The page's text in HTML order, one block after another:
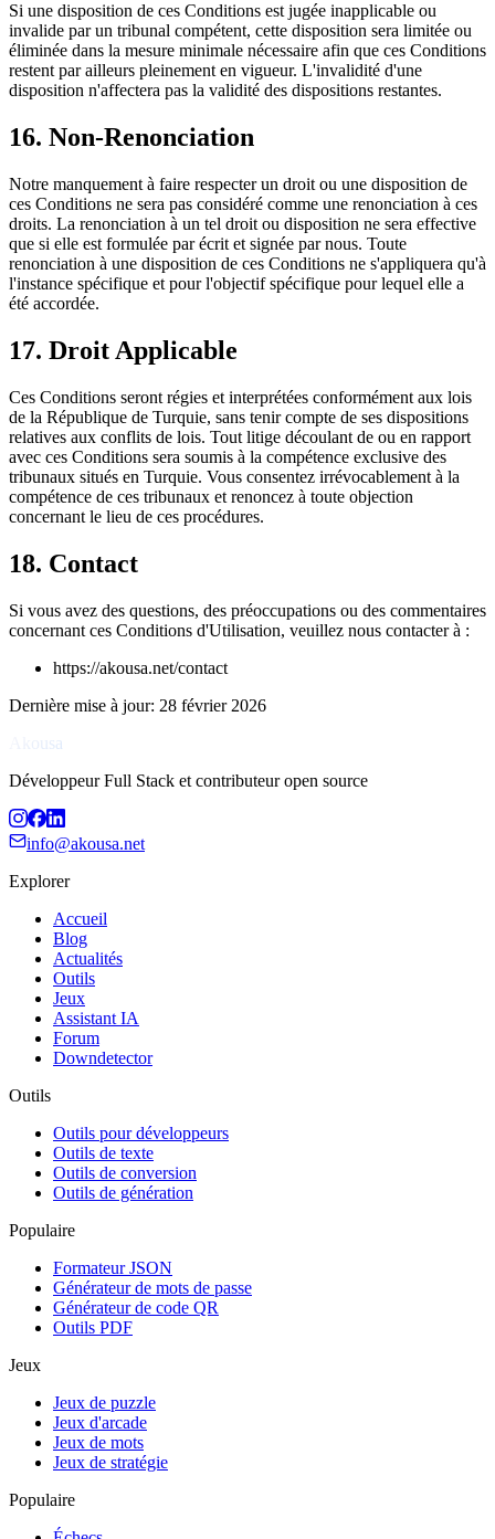
Si une disposition de ces Conditions est jugée inapplicable ou
invalide par un tribunal compétent, cette disposition sera limitée ou
éliminée dans la mesure minimale nécessaire afin que ces Conditions
restent par ailleurs pleinement en vigueur. L'invalidité d'une
disposition n'affectera pas la validité des dispositions restantes.
16. Non-Renonciation
Notre manquement à faire respecter un droit ou une disposition de
ces Conditions ne sera pas considéré comme une renonciation à ces
droits. La renonciation à un tel droit ou disposition ne sera effective
que si elle est formulée par écrit et signée par nous. Toute
renonciation à une disposition de ces Conditions ne s'appliquera qu'à
l'instance spécifique et pour l'objectif spécifique pour lequel elle a
été accordée.
17. Droit Applicable
Ces Conditions seront régies et interprétées conformément aux lois
de la République de Turquie, sans tenir compte de ses dispositions
relatives aux conflits de lois. Tout litige découlant de ou en rapport
avec ces Conditions sera soumis à la compétence exclusive des
tribunaux situés en Turquie. Vous consentez irrévocablement à la
compétence de ces tribunaux et renoncez à toute objection
concernant le lieu de ces procédures.
18. Contact
Si vous avez des questions, des préoccupations ou des commentaires
concernant ces Conditions d'Utilisation, veuillez nous contacter à :
https://akousa.net/contact
Dernière mise à jour: 28 février 2026
Akousa
Développeur Full Stack et contributeur open source
info@akousa.net
Explorer
Accueil
Blog
Actualités
Outils
Jeux
Assistant IA
Forum
Downdetector
Outils
Outils pour développeurs
Outils de texte
Outils de conversion
Outils de génération
Populaire
Formateur JSON
Générateur de mots de passe
Générateur de code QR
Outils PDF
Jeux
Jeux de puzzle
Jeux d'arcade
Jeux de mots
Jeux de stratégie
Populaire